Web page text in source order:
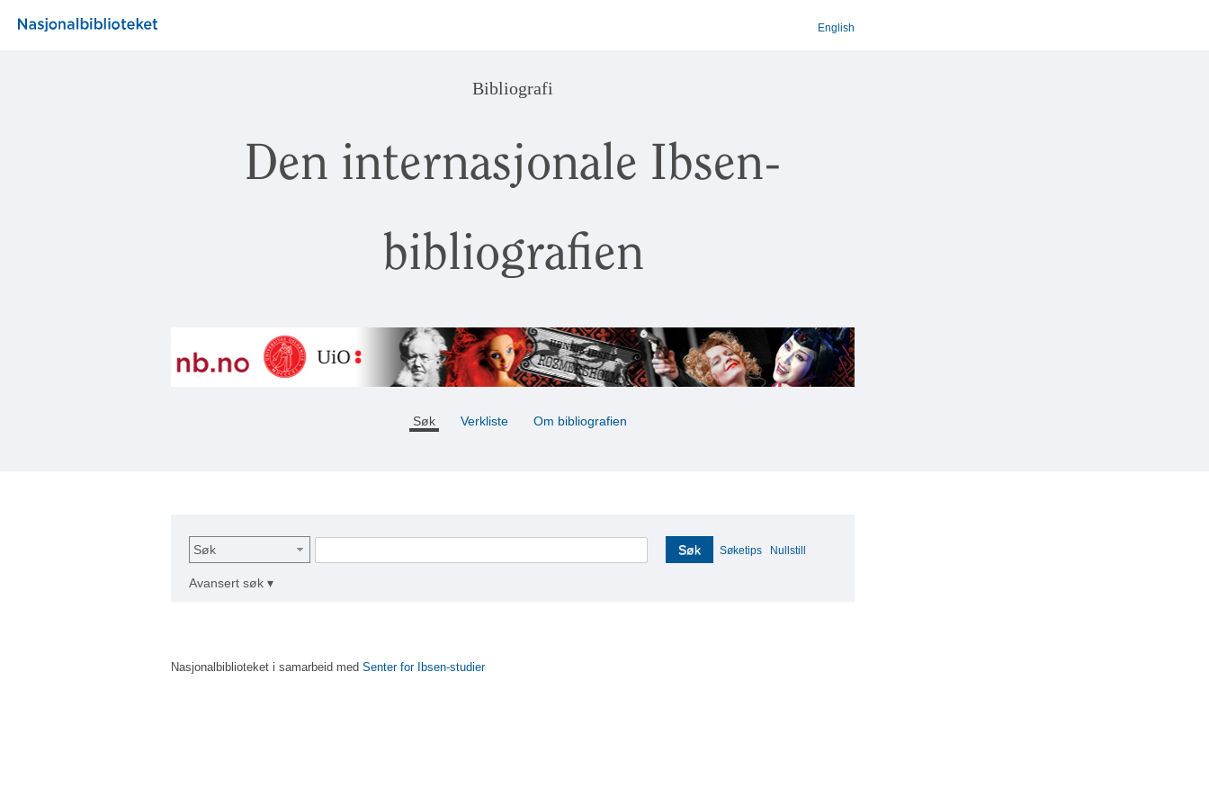
English
Bibliografi
Den internasjonale Ibsen-
bibliografien
Søk Verkliste Om bibliografien
Søk Søk Søketips Nullstill
Avansert søk ▾
Nasjonalbiblioteket i samarbeid med Senter for Ibsen-studier